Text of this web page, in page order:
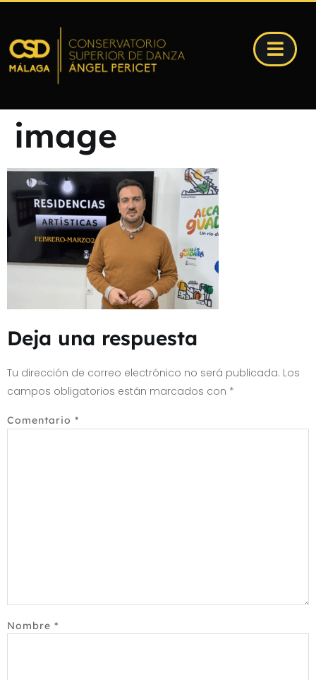
image
Deja una respuesta
Tu dirección de correo electrónico no será publicada. Los
campos obligatorios están marcados con *
Comentario *
Nombre *